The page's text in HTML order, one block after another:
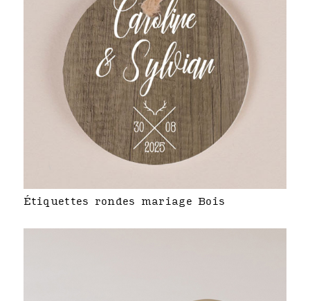
Étiquettes rondes mariage Bois